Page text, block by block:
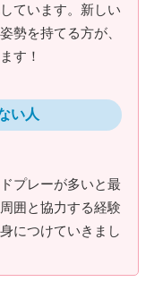
ています。新しい
勢を持てる方が、
す！
い人
プレーが多いと最
囲と協力する経験
につけていきまし